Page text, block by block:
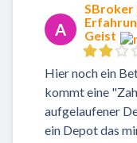
A
SBroker
Geist
Hier noch ein
kommt eine
aufgelaufener
ein Depot das